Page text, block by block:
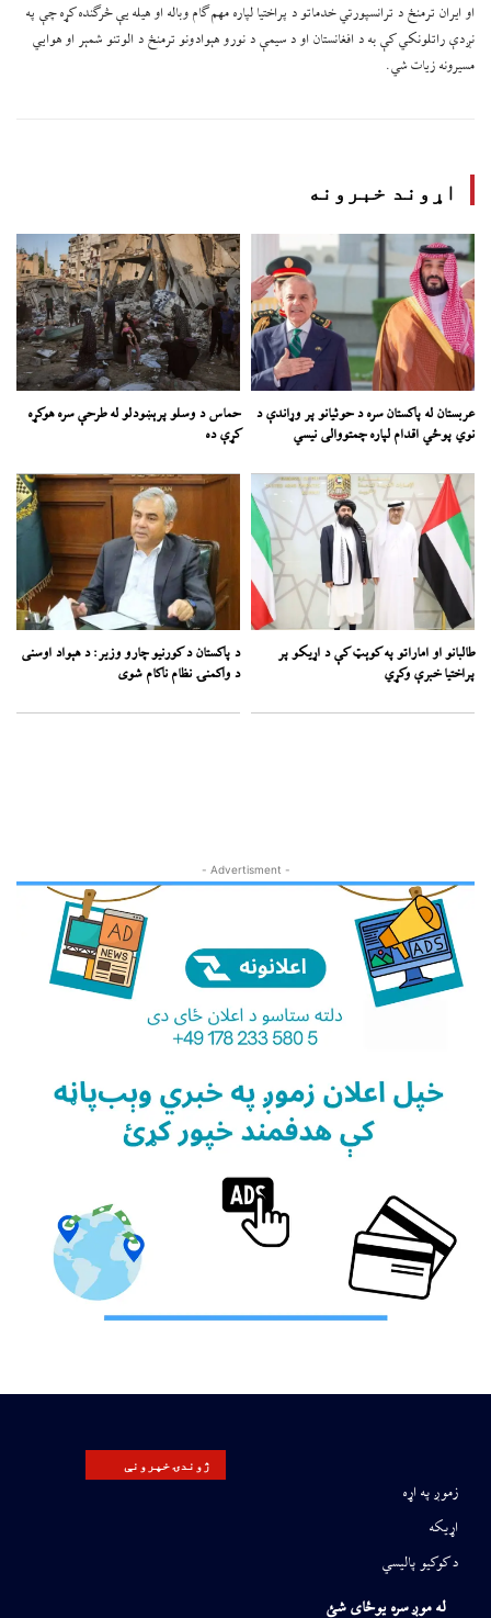
او ایران ترمنځ د ترانسپورتي خدماتو د پراختیا لپاره مهم ګام وباله او هیله یې څرګنده کړه چې په
نږدې راتلونکي کې به د افغانستان او د سیمې د نورو هېوادونو ترمنځ د الوتنو شمېر او هوايي
مسیرونه زیات شي.
اړوند خبرونه
عربستان له پاکستان سره د حوثیانو پر وړاندې د
نوي پوځي اقدام لپاره چمتووالی نیسي
حماس د وسلو پرېښودلو له طرحې سره هوکړه
کړې ده
طالبانو او اماراتو په کوېټ کې د اړیکو پر
پراختیا خبرې وکړي
د پاکستان د کورنیو چارو وزیر: د هېواد اوسنی
د واکمنۍ نظام ناکام شوی
- Advertisment -
ژوندۍ خپرونې
زموږ په اړه
اړیکه
د کوکیو پالیسي
له موږ سره یوځای شئ